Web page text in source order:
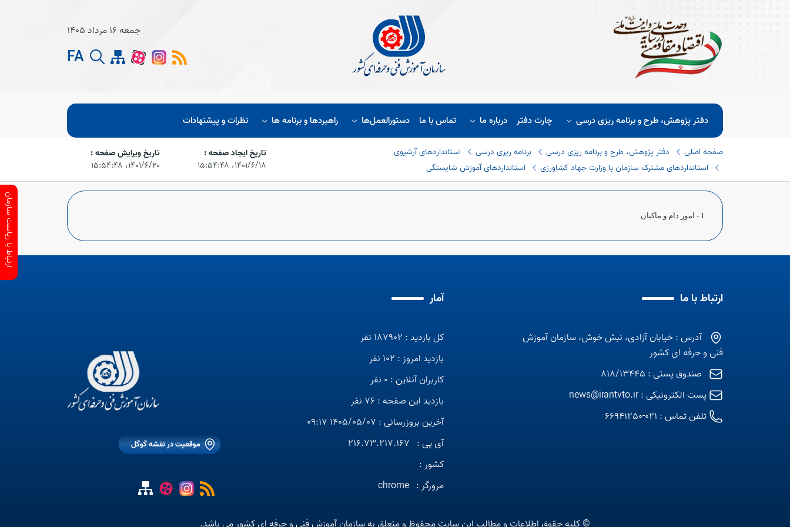
جمعه 16 مرداد 1405
FA
دفتر پژوهش، طرح و برنامه ریزی درسی چارت دفتر درباره ما تماس با ما دستورالعمل‌ها راهبردها و برنامه ها نظرات و پیشنهادات
صفحه اصلی دفتر پژوهش، طرح و برنامه ریزی درسی برنامه ریزی درسی
استانداردهای آرشیوی
استانداردهای مشترک سازمان با وزارت جهاد کشاورزی
استانداردهای آموزش شایستگی
تاریخ ایجاد صفحه :
۱۴۰۱/۶/۱۸،‏ ۱۵:۵۴:۴۸
تاریخ ویرایش صفحه :
۱۴۰۱/۶/۲۰،‏ ۱۵:۵۴:۴۸
1 - امور دام و ماکیان
ارتباط با ما
آدرس : خیابان آزادی، نبش خوش، سازمان آموزش
فنی و حرفه ای کشور
صندوق پستی : 818/13445
پست الکترونیکی :news@irantvto.ir
تلفن تماس : 021-66941250
آمار
کل بازدید : 187902 نفر
بازدید امروز : 102 نفر
کاربران آنلاین : 0 نفر
بازدید این صفحه : 76 نفر
آخرین بروزرسانی : 1405/05/07 09:17
آی پی : 216.73.217.167
کشور :
مرورگر : chrome
موقعیت در نقشه گوگل
ارتباط با ریاست سازمان